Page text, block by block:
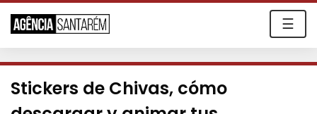
☰
Stickers de Chivas, cómo